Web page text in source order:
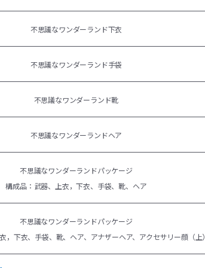
不思議なワンダーランド下衣
不思議なワンダーランド手袋
不思議なワンダーランド靴
不思議なワンダーランドヘア
不思議なワンダーランドパッケージ
構成品：武器、上衣，下衣、手袋、靴、ヘア
不思議なワンダーランドパッケージ
，下衣、手袋、靴、ヘア、アナザーヘア、 アクセサリー顔（上）